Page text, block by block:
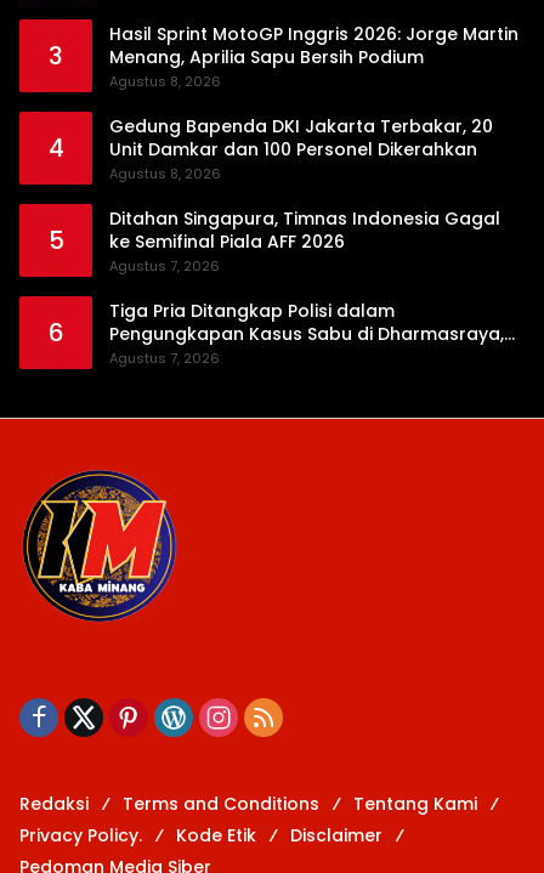
3
Hasil Sprint MotoGP Inggris 2026: Jorge Martin
Menang, Aprilia Sapu Bersih Podium
Agustus 8, 2026
4
Gedung Bapenda DKI Jakarta Terbakar, 20
Unit Damkar dan 100 Personel Dikerahkan
Agustus 8, 2026
5
Ditahan Singapura, Timnas Indonesia Gagal
ke Semifinal Piala AFF 2026
Agustus 7, 2026
6
Tiga Pria Ditangkap Polisi dalam
Pengungkapan Kasus Sabu di Dharmasraya,
Timbangan Digital hingga Bong Disita
Agustus 7, 2026
Redaksi Terms and Conditions
Tentang Kami
Privacy Policy.
Kode Etik
Disclaimer
Pedoman Media Siber